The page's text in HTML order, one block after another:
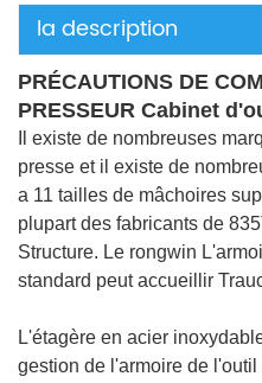
la description
PRÉCAUTIONS DE
PRESSEUR Cabinet
Il existe de nombreuses
presse et il existe de
a 11 tailles de mâchoires
plupart des fabricants de
Structure. Le rongwin
standard peut accueillir
L'étagère en acier
gestion de l'armoire de